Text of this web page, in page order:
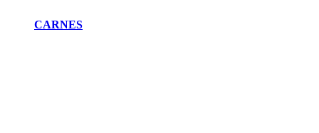
CARNES